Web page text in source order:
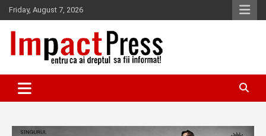
Skip
to
content
Friday, August 7, 2026
IMPACTPRESS